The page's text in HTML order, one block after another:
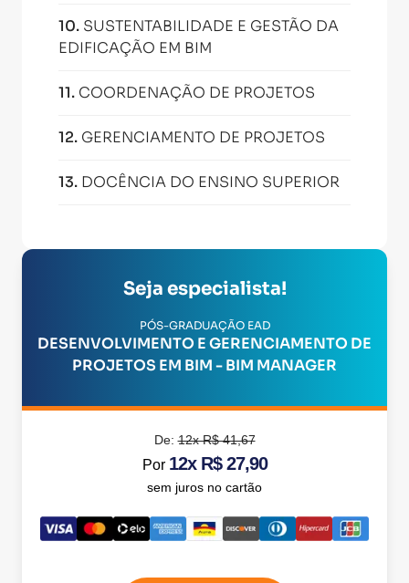
10. SUSTENTABILIDADE E GESTÃO DA
EDIFICAÇÃO EM BIM
11. COORDENAÇÃO DE PROJETOS
12. GERENCIAMENTO DE PROJETOS
13. DOCÊNCIA DO ENSINO SUPERIOR
Seja especialista!
PÓS-GRADUAÇÃO EAD
DESENVOLVIMENTO E GERENCIAMENTO DE
PROJETOS EM BIM - BIM MANAGER
De:12x R$ 41,67
Por 12x R$ 27,90
sem juros no cartão